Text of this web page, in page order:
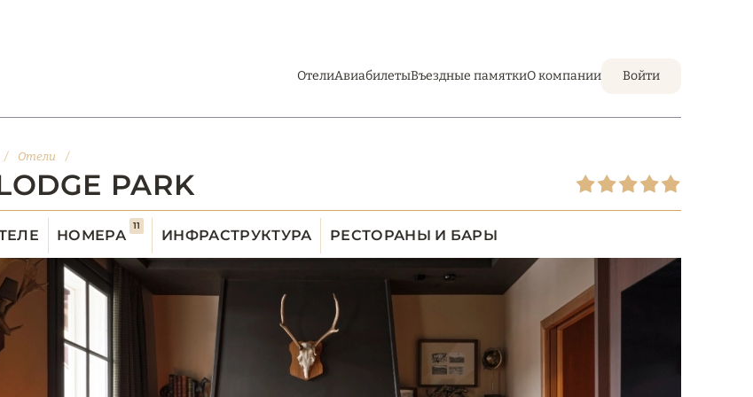
ОтелиАвиабилетыВъездные памяткиО компании Войти
/ Отели /
PARK
НОМЕРА
11
ИНФРАСТРУКТУРА РЕСТОРАНЫ И БАРЫ